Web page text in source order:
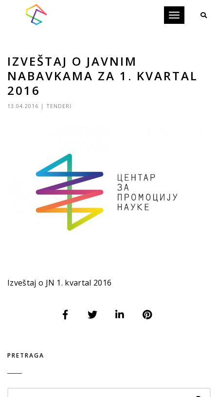
Toggle
IZVEŠTAJ O JAVNIM
NABAVKAMA ZA 1. KVARTAL
2016
13.04.2016 | TENDERI
Izveštaj o JN 1. kvartal 2016
PRETRAGA